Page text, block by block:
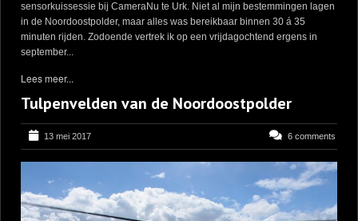
sensorkuissessie bij CameraNu te Urk. Niet al mijn bestemmingen lagen
in de Noordoostpolder, maar alles was bereikbaar binnen 30 á 35
minuten rijden. Zodoende vertrek ik op een vrijdagochtend ergens in
september...
Lees meer...
Tulpenvelden van de Noordoostpolder
13 mei 2017 6 comments